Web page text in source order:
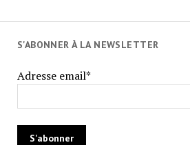
S'ABONNER À LA NEWSLETTER
Adresse email*